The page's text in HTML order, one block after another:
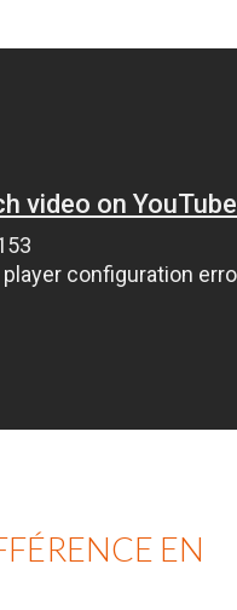
EN